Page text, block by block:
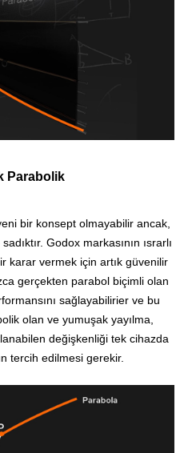
Parabolik
bir konsept olmayabilir ancak,
Godox markasının ısrarlı
karar vermek için artık güvenilir
gerçekten parabol biçimli olan
sağlayabilirier ve bu
olan ve yumuşak yayılma,
değişkenliği tek cihazda
tercih edilmesi gerekir.